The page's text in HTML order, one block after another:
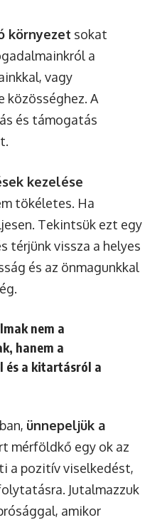
környezet sokat
a
vagy
közösséghez. A
és támogatás
kezelése
tökéletes. Ha
Tekintsük ezt egy
térjünk vissza a helyes
és az önmagunkkal
nem a
hanem a
és a kitartásról a
ünnepeljük a
mérföldkő egy ok az
a pozitív viselkedést,
Jutalmazzuk
amikor